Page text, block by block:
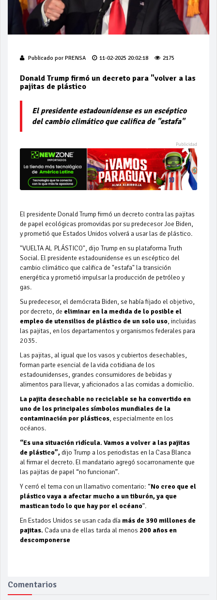
Publicado por PRENSA 11-02-2025 20:02:18 2175
Donald Trump firmó un decreto para "volver a las
pajitas de plástico
El presidente estadounidense es un escéptico
del cambio climático que califica de "estafa"
El presidente Donald Trump firmó un decreto contra las pajitas
de papel ecológicas promovidas por su predecesor Joe Biden,
y prometió que Estados Unidos volverá a usar las de plástico.
"VUELTA AL PLÁSTICO", dijo Trump en su plataforma Truth
Social. El presidente estadounidense es un escéptico del
cambio climático que califica de "estafa" la transición
energética y prometió impulsar la producción de petróleo y
gas.
Su predecesor, el demócrata Biden, se había fijado el objetivo,
por decreto, de eliminar en la medida de lo posible el
empleo de utensilios de plástico de un solo uso, incluidas
las pajitas, en los departamentos y organismos federales para
2035.
Las pajitas, al igual que los vasos y cubiertos desechables,
forman parte esencial de la vida cotidiana de los
estadounidenses, grandes consumidores de bebidas y
alimentos para llevar, y aficionados a las comidas a domicilio.
La pajita desechable no reciclable se ha convertido en
uno de los principales símbolos mundiales de la
contaminación por plásticos, especialmente en los
océanos.
“Es una situación ridícula. Vamos a volver a las pajitas
de plástico”, dijo Trump a los periodistas en la Casa Blanca
al firmar el decreto. El mandatario agregó socarronamente que
las pajitas de papel “no funcionan”.
Y cerró el tema con un llamativo comentario: “No creo que el
plástico vaya a afectar mucho a un tiburón, ya que
mastican todo lo que hay por el océano”.
En Estados Unidos se usan cada día más de 390 millones de
pajitas. Cada una de ellas tarda al menos 200 años en
descomponerse
Comentarios